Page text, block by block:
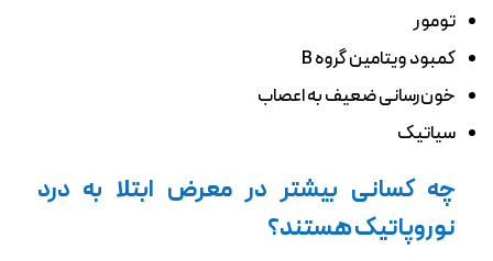
تومور
کمبود ویتامین گروه B
خون‌رسانی ضعیف به اعصاب
سیاتیک
چه کسانی بیشتر در معرض ابتلا به درد
نوروپاتیک هستند؟